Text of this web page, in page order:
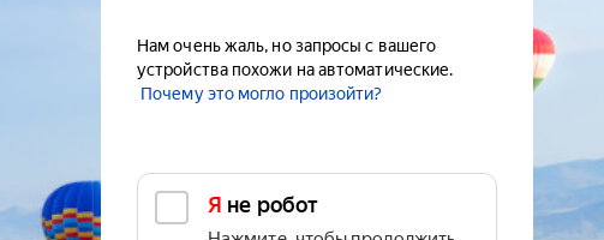
Нам очень жаль, но запросы с вашего
устройства похожи на автоматические.
Почему это могло произойти?
Я не робот